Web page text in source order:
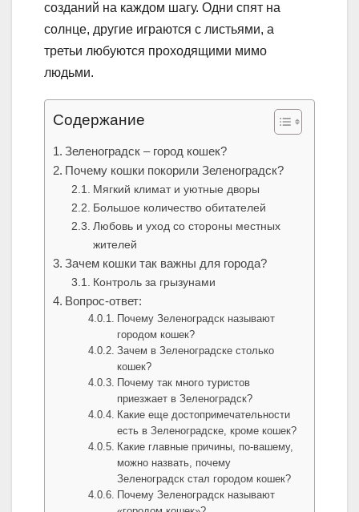
созданий на каждом шагу. Одни спят на
солнце, другие играются с листьями, а
третьи любуются проходящими мимо
людьми.
Содержание
Зеленоградск – город кошек?
Почему кошки покорили Зеленоградск?
Мягкий климат и уютные дворы
Большое количество обитателей
Любовь и уход со стороны местных
жителей
Зачем кошки так важны для города?
Контроль за грызунами
Вопрос-ответ:
Почему Зеленоградск называют
городом кошек?
Зачем в Зеленоградске столько
кошек?
Почему так много туристов
приезжает в Зеленоградск?
Какие еще достопримечательности
есть в Зеленоградске, кроме кошек?
Какие главные причины, по-вашему,
можно назвать, почему
Зеленоградск стал городом кошек?
Почему Зеленоградск называют